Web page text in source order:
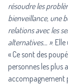
résoudre les
bienveillance, une
relations avec les
alternatives… ».
« Ce sont des
personnes les plus
accompagnement